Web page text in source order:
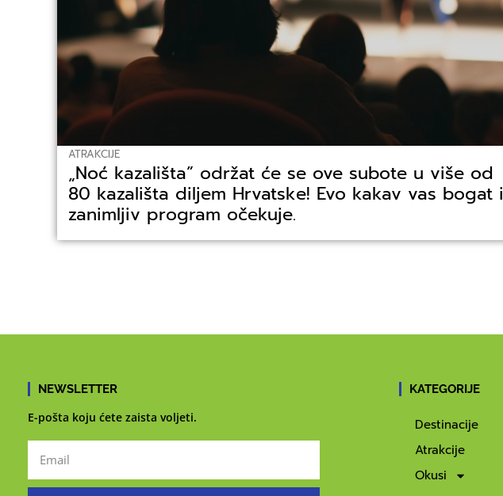
ATRAKCIJE
„Noć kazališta” održat će se ove subote u više od
80 kazališta diljem Hrvatske! Evo kakav vas bogat i
zanimljiv program očekuje.
NEWSLETTER
E-pošta koju ćete zaista voljeti.
KATEGORIJE
Destinacije
Atrakcije
Okusi